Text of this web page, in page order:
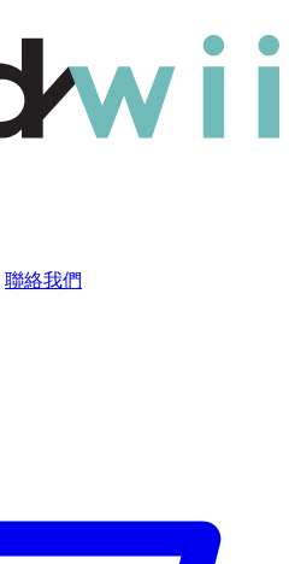
聯絡我們